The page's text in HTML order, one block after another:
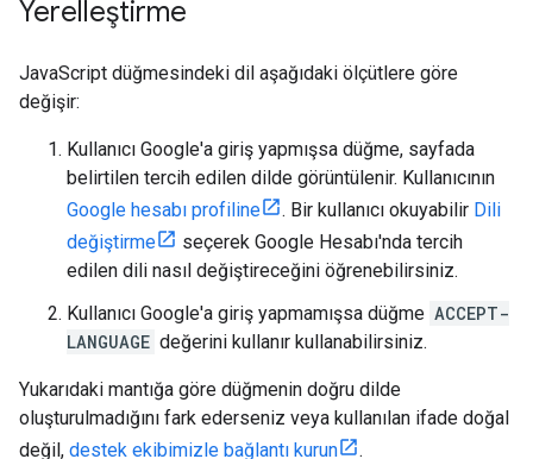
Yerelleştirme
JavaScript düğmesindeki dil aşağıdaki ölçütlere göre
değişir:
Kullanıcı Google'a giriş yapmışsa düğme, sayfada
belirtilen tercih edilen dilde görüntülenir. Kullanıcının
Google hesabı profiline
. Bir kullanıcı okuyabilir Dili
değiştirme
seçerek Google Hesabı'nda tercih
edilen dili nasıl değiştireceğini öğrenebilirsiniz.
Kullanıcı Google'a giriş yapmamışsa düğme ACCEPT-
LANGUAGE değerini kullanır kullanabilirsiniz.
Yukarıdaki mantığa göre düğmenin doğru dilde
oluşturulmadığını fark ederseniz veya kullanılan ifade doğal
değil, destek ekibimizle bağlantı kurun .